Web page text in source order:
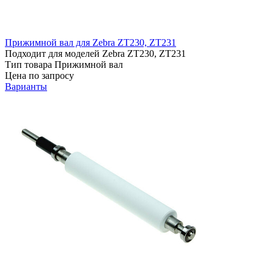
Прижимной вал для Zebra ZT230, ZT231
Подходит для моделей Zebra ZT230, ZT231
Тип товара Прижимной вал
Цена по запросу
Варианты